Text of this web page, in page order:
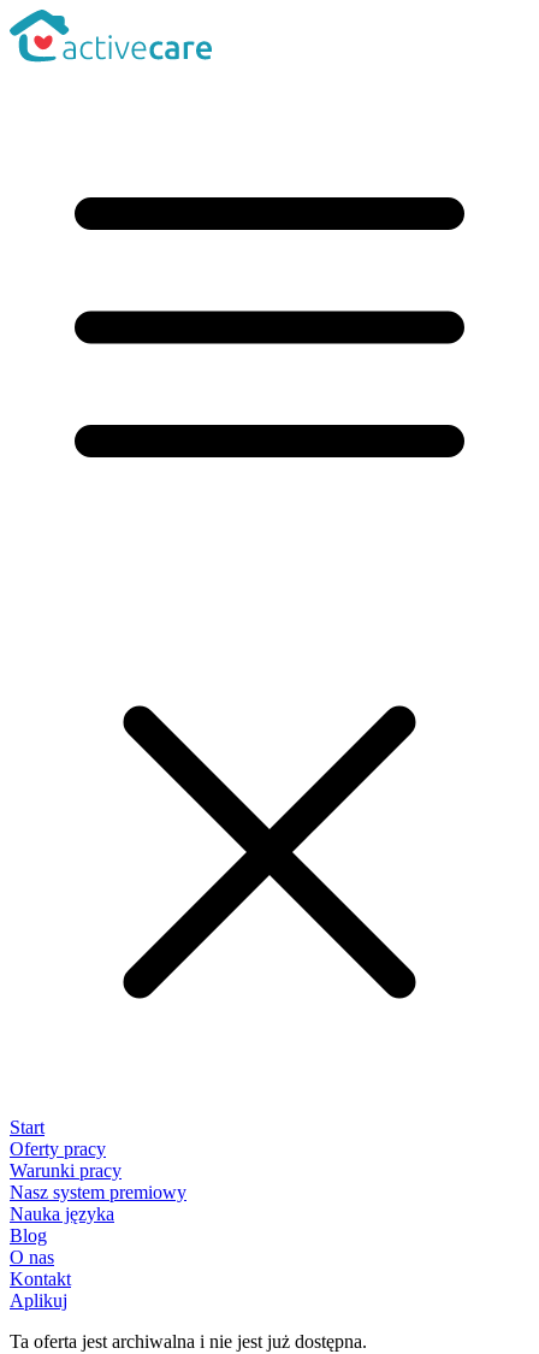
Start
Oferty pracy
Warunki pracy
Nasz system premiowy
Nauka języka
Blog
O nas
Kontakt
Aplikuj
Ta oferta jest archiwalna i nie jest już dostępna.